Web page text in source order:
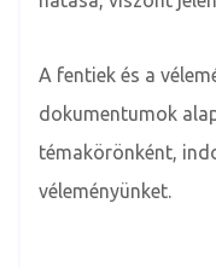
A fentiek és a
dokumentumok
témakörönként,
véleményünket.